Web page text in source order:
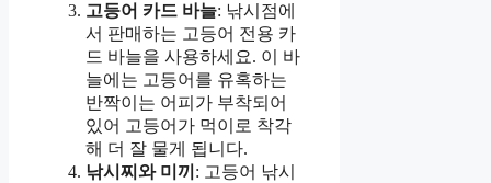
고등어 카드 바늘: 낚시점에
서 판매하는 고등어 전용 카
드 바늘을 사용하세요. 이 바
늘에는 고등어를 유혹하는
반짝이는 어피가 부착되어
있어 고등어가 먹이로 착각
해 더 잘 물게 됩니다.
낚시찌와 미끼 : 고등어 낚시